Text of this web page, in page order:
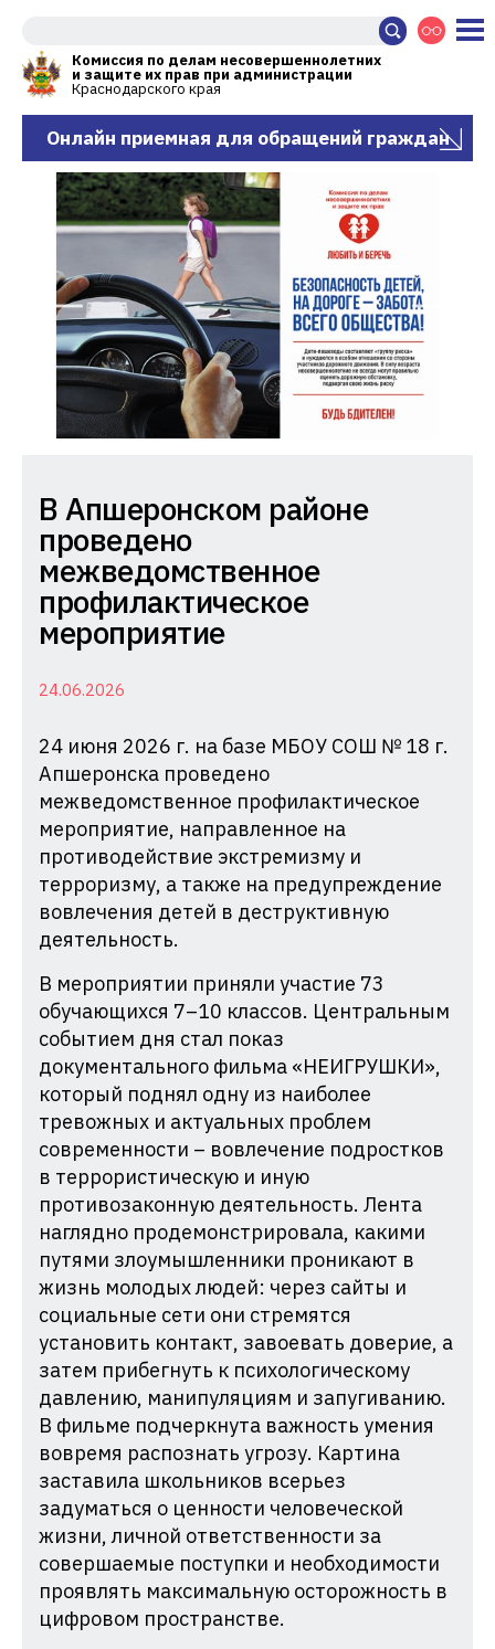
Комиссия по делам несовершеннолетних
и защите их прав при администрации
Краснодарского края
Онлайн приемная для обращений граждан
Комиссия
по
делам
несовершеннолетних
и
защите
их
при
Администрации
Краснодарского
края
В Апшеронском районе
проведено
межведомственное
профилактическое
мероприятие
24.06.2026
24 июня 2026 г. на базе МБОУ СОШ № 18 г.
Апшеронска проведено
межведомственное профилактическое
мероприятие, направленное на
противодействие экстремизму и
терроризму, а также на предупреждение
вовлечения детей в деструктивную
деятельность.
В мероприятии приняли участие 73
обучающихся 7–10 классов. Центральным
событием дня стал показ
документального фильма «НЕИГРУШКИ»,
который поднял одну из наиболее
тревожных и актуальных проблем
современности – вовлечение подростков
в террористическую и иную
противозаконную деятельность. Лента
наглядно продемонстрировала, какими
путями злоумышленники проникают в
жизнь молодых людей: через сайты и
социальные сети они стремятся
установить контакт, завоевать доверие, а
затем прибегнуть к психологическому
давлению, манипуляциям и запугиванию.
В фильме подчеркнута важность умения
вовремя распознать угрозу. Картина
заставила школьников всерьез
задуматься о ценности человеческой
жизни, личной ответственности за
совершаемые поступки и необходимости
проявлять максимальную осторожность в
цифровом пространстве.